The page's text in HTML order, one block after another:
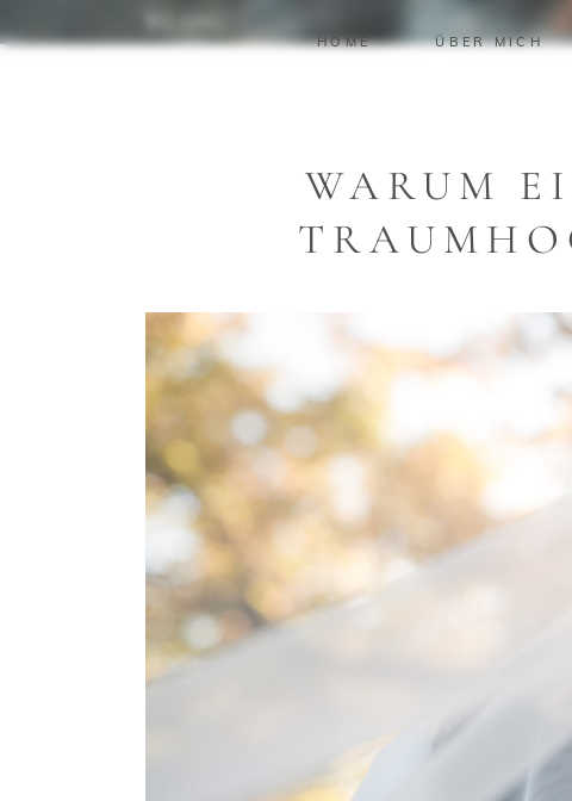
HOME ÜBER MICH
BLOG
WARUM